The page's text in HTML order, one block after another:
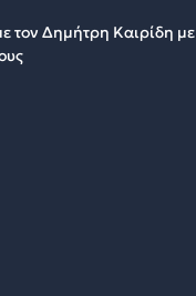
τον Δημήτρη Καιρίδη με